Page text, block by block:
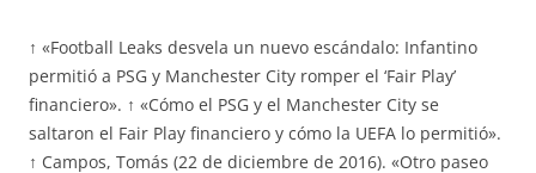
↑ «Football Leaks desvela un nuevo escándalo: Infantino
permitió a PSG y Manchester City romper el ‘Fair Play’
financiero». ↑ «Cómo el PSG y el Manchester City se
saltaron el Fair Play financiero y cómo la UEFA lo permitió».
↑ Campos, Tomás (22 de diciembre de 2016). «Otro paseo